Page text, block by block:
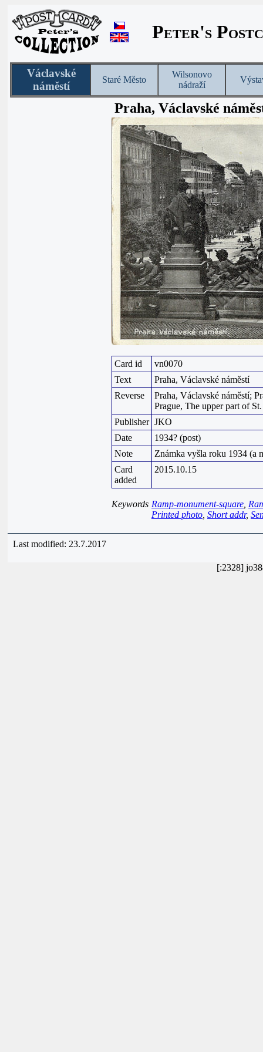
Peter's
Václavské
náměstí
Staré Město
Wilsonovo
nádraží
Praha, Václavské
Card id
vn0070
Text
Praha, Václavské náměstí
Reverse
Praha, Václavské náměstí;
Prague, The upper part of
Publisher JKO
Date
1934? (post)
Note
Známka vyšla roku 1934 (a
Card
added
2015.10.15
Keywords Ramp-monument-square
Printed photo Short addr,
Last modified: 23.7.2017
[:2328]